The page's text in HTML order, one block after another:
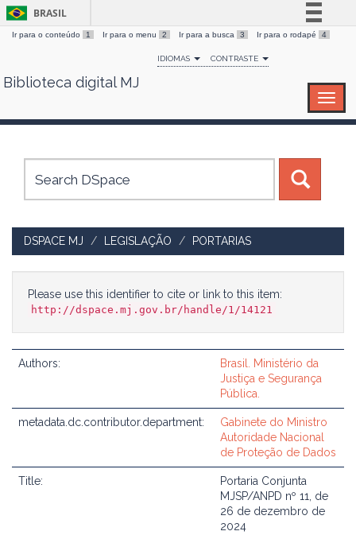
Skip
BRASIL
Simplifique!
Comunica BR
Canais
Ir para o conteúdo 1 Ir para o menu 2 Ir para a busca 3 Ir para o rodapé 4
IDIOMAS CONTRASTE
Biblioteca digital MJ
DSPACE MJ LEGISLAÇÃO PORTARIAS
Please use this identifier to cite or link to this item:
http://dspace.mj.gov.br/handle/1/14121
Authors:
Brasil. Ministério da
Justiça e Segurança
Pública.
metadata.dc.contributor.department:
Gabinete do Ministro
Autoridade Nacional
de Proteção de Dados
Title:
Portaria Conjunta
MJSP/ANPD nº 11, de
26 de dezembro de
2024